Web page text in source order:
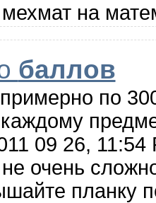
на
баллов
по
09 26, 11:54
очень
планку